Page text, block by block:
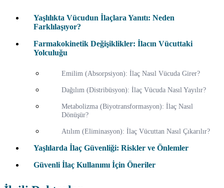
Yaşlılıkta Vücudun İlaçlara Yanıtı: Neden
Farklılaşıyor?
Farmakokinetik Değişiklikler: İlacın Vücuttaki
Yolculuğu
Emilim (Absorpsiyon): İlaç Nasıl Vücuda Girer?
Dağılım (Distribüsyon): İlaç Vücuda Nasıl Yayılır?
Metabolizma (Biyotransformasyon): İlaç Nasıl
Dönüşür?
Atılım (Eliminasyon): İlaç Vücuttan Nasıl Çıkarılır?
Yaşlılarda İlaç Güvenliği: Riskler ve Önlemler
Güvenli İlaç Kullanımı İçin Öneriler